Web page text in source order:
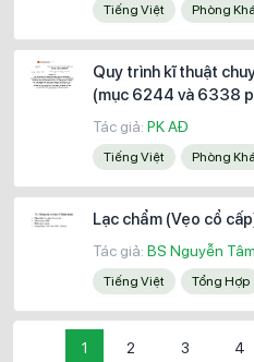
Tiếng Việt Phòng
Quy trình kĩ thuật
(mục 6244 và 6338
Tác giả: PK AĐ
Tiếng Việt Phòng
Lạc chẩm (Vẹo cổ
Tác giả: BS Nguyễn
Tiếng Việt Tổng Hợp
1 2 3 4